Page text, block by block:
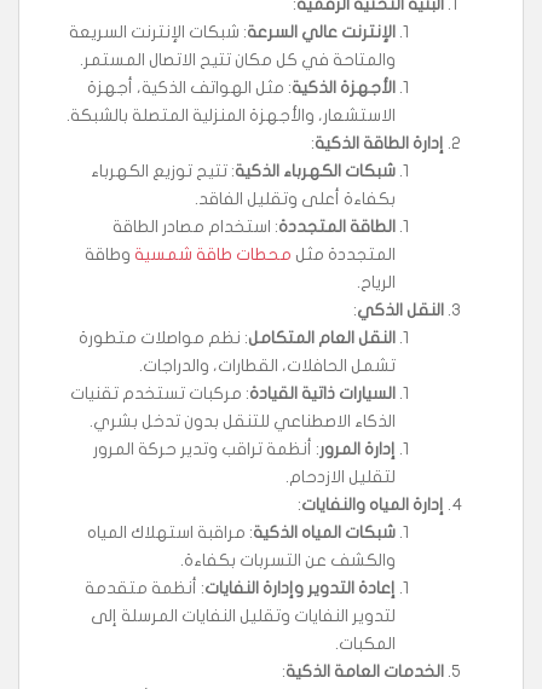
البنية التحتية الرقمية:
الإنترنت عالي السرعة: شبكات الإنترنت السريعة
والمتاحة في كل مكان تتيح الاتصال المستمر.
الأجهزة الذكية: مثل الهواتف الذكية، أجهزة
الاستشعار، والأجهزة المنزلية المتصلة بالشبكة.
إدارة الطاقة الذكية:
شبكات الكهرباء الذكية: تتيح توزيع الكهرباء
بكفاءة أعلى وتقليل الفاقد.
الطاقة المتجددة: استخدام مصادر الطاقة
المتجددة مثل محطات طاقة شمسية وطاقة
الرياح.
النقل الذكي:
النقل العام المتكامل: نظم مواصلات متطورة
تشمل الحافلات، القطارات، والدراجات.
السيارات ذاتية القيادة: مركبات تستخدم تقنيات
الذكاء الاصطناعي للتنقل بدون تدخل بشري.
إدارة المرور : أنظمة تراقب وتدير حركة المرور
لتقليل الازدحام.
إدارة المياه والنفايات:
شبكات المياه الذكية: مراقبة استهلاك المياه
والكشف عن التسربات بكفاءة.
إعادة التدوير وإدارة النفايات: أنظمة متقدمة
لتدوير النفايات وتقليل النفايات المرسلة إلى
المكبات.
الخدمات العامة الذكية: